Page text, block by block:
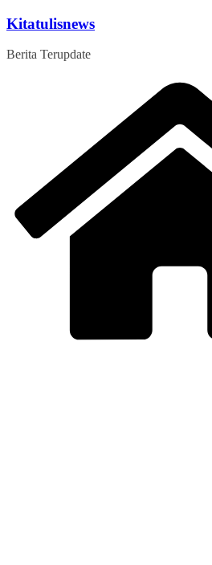
Skip
content
Kitatulisnews
Berita Terupdate